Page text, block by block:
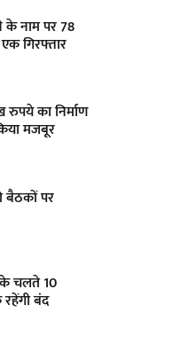
के नाम पर 78
गिरफ्तार
का निर्माण
मजबूर
बैठकों पर
के चलते 10
बंद